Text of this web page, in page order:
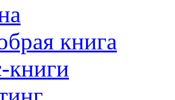
книга
книги